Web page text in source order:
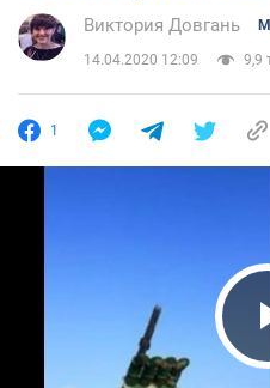
Виктория Довгань
14.04.2020 12:09 9,9
1